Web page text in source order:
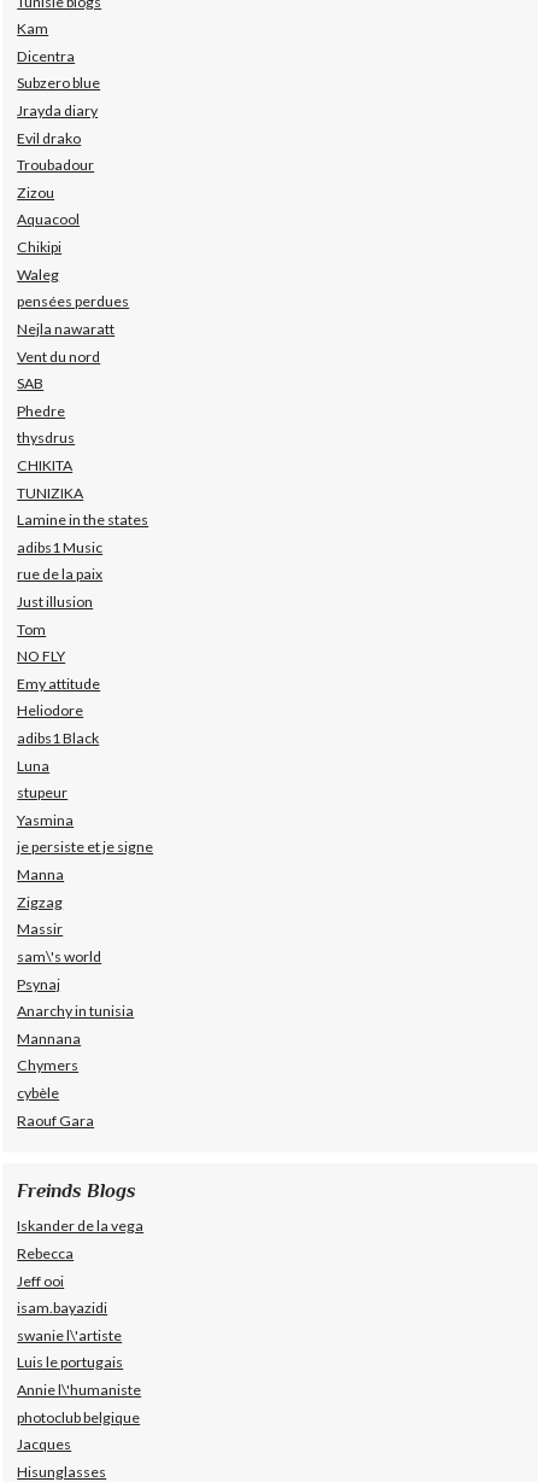
Kam
Dicentra
Subzero blue
Jrayda diary
Evil drako
Troubadour
Zizou
Aquacool
Chikipi
Waleg
pensées perdues
Nejla nawaratt
Vent du nord
SAB
Phedre
thysdrus
CHIKITA
TUNIZIKA
Lamine in the states
adibs1 Music
rue de la paix
Just illusion
Tom
NO FLY
Emy attitude
Heliodore
adibs1 Black
Luna
stupeur
Yasmina
je persiste et je signe
Manna
Zigzag
Massir
sam\'s world
Psynaj
Anarchy in tunisia
Mannana
Chymers
cybèle
Raouf Gara
Freinds Blogs
Iskander de la vega
Rebecca
Jeff ooi
isam.bayazidi
swanie l\'artiste
Luis le portugais
Annie l\'humaniste
photoclub belgique
Jacques
Hisunglasses